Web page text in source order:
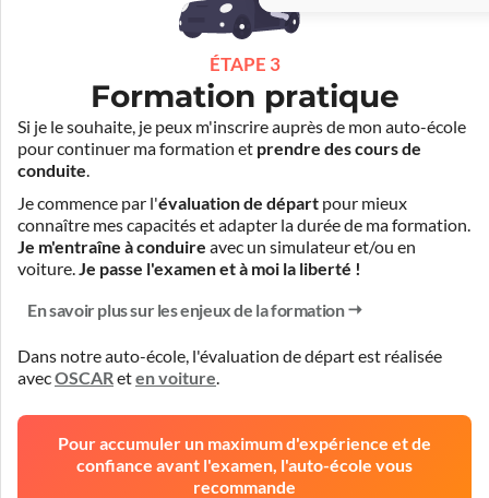
ÉTAPE 3
Formation pratique
Si je le souhaite, je peux m'inscrire auprès de mon auto-école
pour continuer ma formation et prendre des cours de
conduite.
Je commence par l'évaluation de départ pour mieux
connaître mes capacités et adapter la durée de ma formation.
Je m'entraîne à conduire avec un simulateur et/ou en
voiture.Je passe l'examen et à moi la liberté !
En savoir plus sur les enjeux de la formation
Dans notre auto-école, l'évaluation de départ est réalisée
avecOSCAReten voiture.
Pour accumuler un maximum d'expérience et de
confiance avant l'examen, l'auto-école vous
recommande